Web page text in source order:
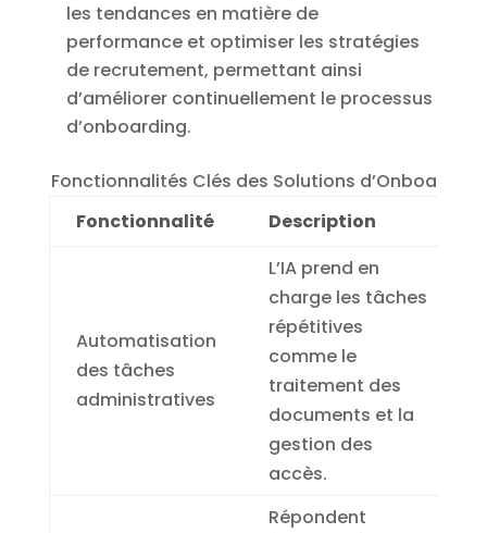
les tendances en matière de
performance et optimiser les stratégies
de recrutement, permettant ainsi
d’améliorer continuellement le processus
d’onboarding.
Fonctionnalités Clés des Solutions d’Onboarding
Fonctionnalité
Description
Automatisation
des tâches
administratives
L’IA prend en
charge les tâches
répétitives
comme le
traitement des
documents et la
gestion des
accès.
Répondent